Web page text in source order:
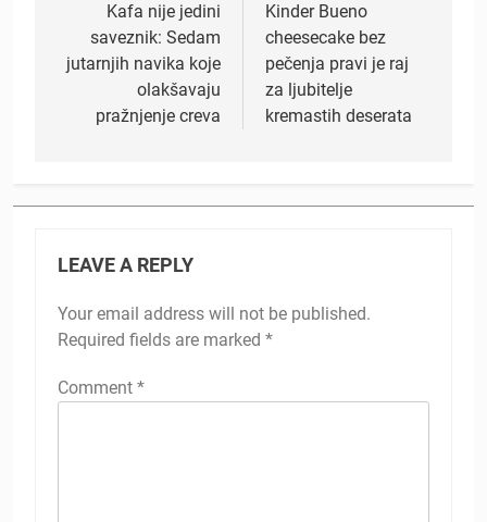
navigation
Kafa nije jedini
saveznik: Sedam
jutarnjih navika koje
olakšavaju
pražnjenje creva
Kinder Bueno
cheesecake bez
pečenja pravi je raj
za ljubitelje
kremastih deserata
LEAVE A REPLY
Your email address will not be published.
Required fields are marked *
Comment *